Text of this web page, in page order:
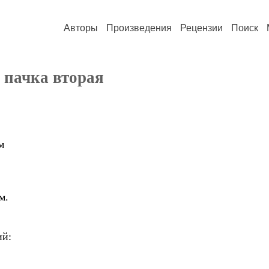
Авторы Произведения Рецензии Поиск
вторая